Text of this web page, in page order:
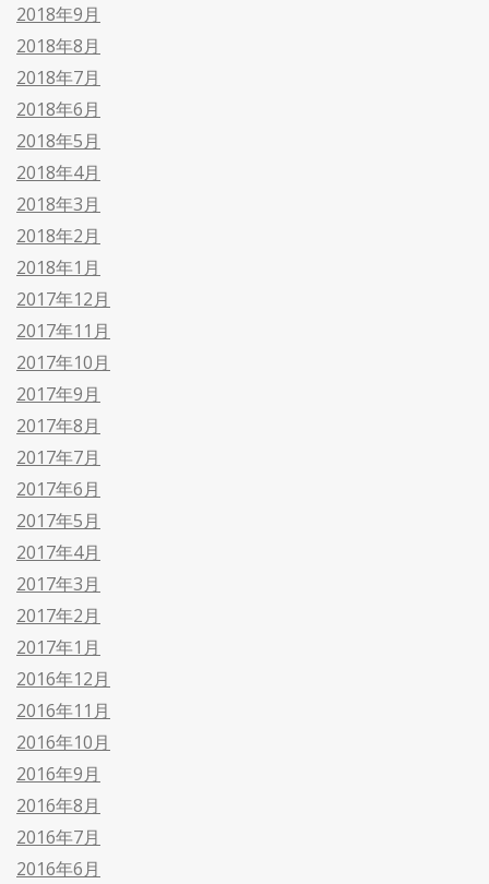
2018年9月
2018年8月
2018年7月
2018年6月
2018年5月
2018年4月
2018年3月
2018年2月
2018年1月
2017年12月
2017年11月
2017年10月
2017年9月
2017年8月
2017年7月
2017年6月
2017年5月
2017年4月
2017年3月
2017年2月
2017年1月
2016年12月
2016年11月
2016年10月
2016年9月
2016年8月
2016年7月
2016年6月